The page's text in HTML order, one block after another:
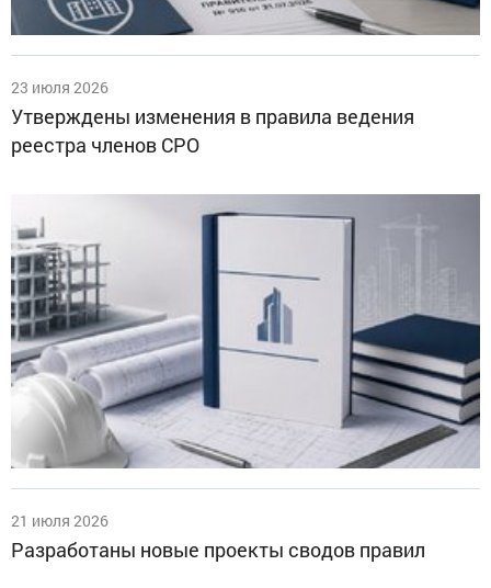
23 июля 2026
Утверждены изменения в правила ведения
реестра членов СРО
21 июля 2026
Разработаны новые проекты сводов правил